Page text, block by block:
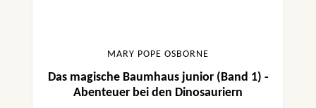
MARY POPE OSBORNE
Das magische Baumhaus junior (Band 1) -
Abenteuer bei den Dinosauriern